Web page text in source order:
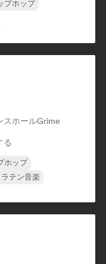
プホップ
スホールGrime
る
ホップ
ラテン音楽